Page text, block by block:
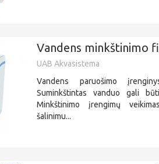
Vandens minkštinimo
UAB Akvasistema
Vandens paruošimo
Suminkštintas vanduo gali
Minkštinimo įrengimų
šalinimu...